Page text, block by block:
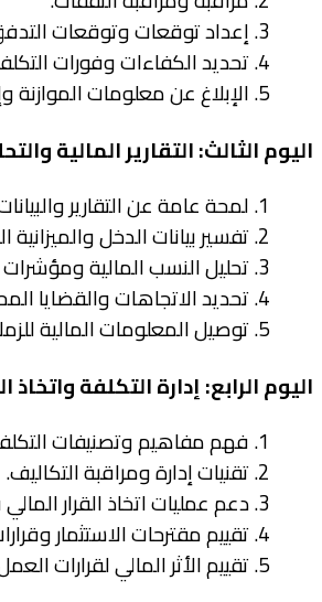
3. إعداد توقعات وتوقعات التدفق النقدي.
4. تحديد الكفاءات وفورات التكلفة المحتملة.
5. الإبلاغ عن معلومات الموازنة وإيصالها إلى أصحاب المصلحة.
اليوم الثالث: التقارير المالية
1. لمحة عامة عن التقارير والبيانات المالية.
2. تفسير بيانات الدخل والميزانية العمومية وبيانات التدفقات النقدية.
3. تحليل النسب المالية ومؤشرات الأداء.
4. تحديد الاتجاهات والقضايا المحتملة في التقارير المالية.
5. توصيل المعلومات المالية للزملاء وأصحاب المصلحة.
اليوم الرابع: إدارة التكلفة واتخاذ
1. فهم مفاهيم وتصنيفات التكلفة.
2. تقنيات إدارة ومراقبة التكاليف.
3. دعم عمليات اتخاذ القرار المالي في الدورة التدريبية للأمناء ومديري المكاتب المالية.
4. تقييم مقترحات الاستثمار وقرارات الإنفاق الرأسمالي.
5. تقييم الأثر المالي لقرارات العمل والتغييرات.